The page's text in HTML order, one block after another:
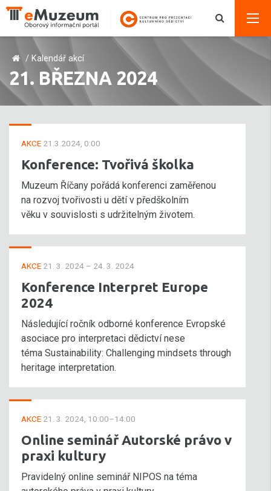
/ Kalendář akcí
21. BŘEZNA 2024
AKCE 21.3.2024, 0:00
Konference: Tvořivá školka
Muzeum Říčany pořádá konferenci zaměřenou
na rozvoj tvořivosti u dětí v předškolním
věku v souvislosti s udržitelným životem.
AKCE 21. 3. 2024 – 24. 3. 2024
Konference Interpret Europe
2024
Následující ročník odborné konference Evropské
asociace pro interpretaci dědictví nese
téma Sustainability: Challenging mindsets through
heritage interpretation.
AKCE 21. 3. 2024, 10:00–14:00
Online seminář Autorské právo v
praxi kultury
Pravidelný online seminář NIPOS na téma